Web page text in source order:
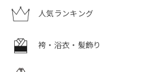
人気ランキング
袴・浴衣・髪飾り